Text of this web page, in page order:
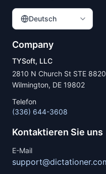
Deutsch
Company
TYSoft, LLC
2810 N Church St STE
Wilmington, DE 19802
Telefon
(336) 644-3608
Kontaktieren Sie uns
E-Mail